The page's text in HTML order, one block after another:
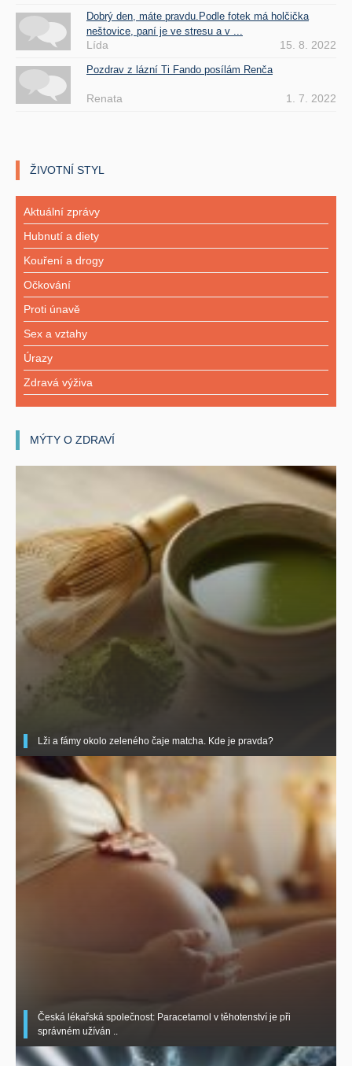
Dobrý den, máte pravdu.Podle fotek má holčička
neštovice, paní je ve stresu a v ...
Lída 15. 8. 2022
Pozdrav z lázní Ti Fando posílám Renča
Renata 1. 7. 2022
ŽIVOTNÍ STYL
Aktuální zprávy
Hubnutí a diety
Kouření a drogy
Očkování
Proti únavě
Sex a vztahy
Úrazy
Zdravá výživa
MÝTY O ZDRAVÍ
Lži a fámy okolo zeleného čaje matcha. Kde je pravda?
Česká lékařská společnost: Paracetamol v těhotenství je při
správném užíván ..